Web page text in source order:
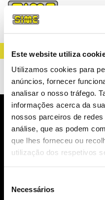
Este website utiliza
Utilizamos cookies para
anúncios, fornecer
analisar o nosso tráfego.
informações acerca da
nossos parceiros de
análise, que as podem
que lhes forneceu ou
utilização dos respetivos
Necessários
CREATING
Diversos
NEWSLETTER
NOVIDADES, CATÁLOGOS, ...